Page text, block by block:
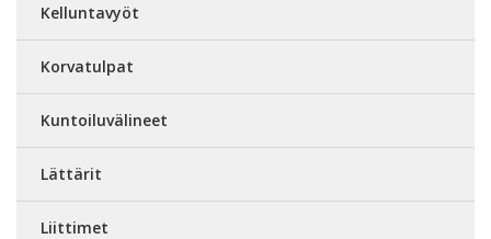
Kelluntavyöt
Korvatulpat
Kuntoiluvälineet
Lättärit
Liittimet